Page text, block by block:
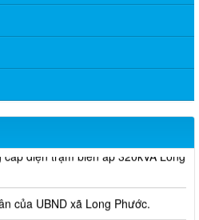
xếp hạng di tích lịch sử Đình Tập
tỉnh Đồng Nai.
điện trạm biến áp 320kVA Long
của UBND xã Long Phước.